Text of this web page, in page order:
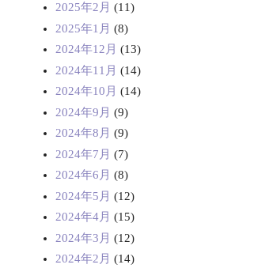
2025年2月 (11)
2025年1月 (8)
2024年12月 (13)
2024年11月 (14)
2024年10月 (14)
2024年9月 (9)
2024年8月 (9)
2024年7月 (7)
2024年6月 (8)
2024年5月 (12)
2024年4月 (15)
2024年3月 (12)
2024年2月 (14)